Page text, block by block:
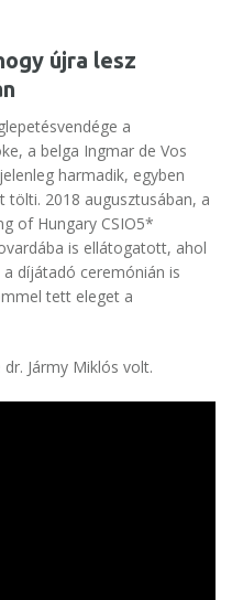
újra lesz
a
a belga Ingmar de Vos
harmadik, egyben
2018 augusztusában, a
of Hungary CSIO5*
is ellátogatott, ahol
díjátadó ceremónián is
tett eleget a
Jármy Miklós volt.